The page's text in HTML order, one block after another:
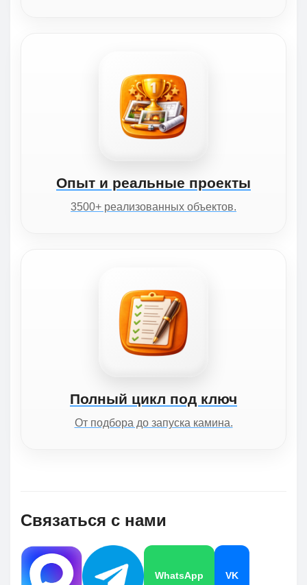
Опыт и реальные проекты
3500+ реализованных объектов.
Полный цикл под ключ
От подбора до запуска камина.
Связаться с нами
WhatsApp VK